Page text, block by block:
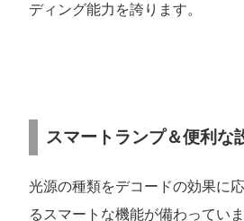
ディング能力を誇ります。
スマートランプ＆便利な
光源の種類をデコードの効果に
るスマートな機能が備わってい